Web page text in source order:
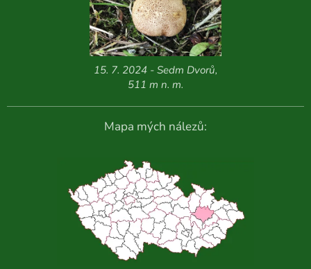
15. 7. 2024 - Sedm Dvorů,
511 m n. m.
Mapa mých nálezů: